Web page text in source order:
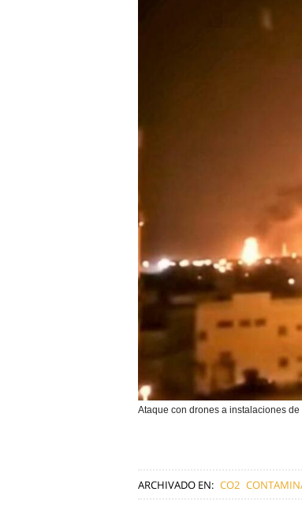
Ataque con drones a instalaciones
ARCHIVADO EN: CO2